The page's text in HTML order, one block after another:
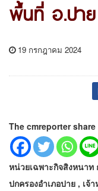
พื้นที่ อ.ปา
19 กรกฎาคม 2024
The cmreporter share
หน่วยเฉพาะกิจสิงหนาท
ปกครองอำเภอปาย , เจ้